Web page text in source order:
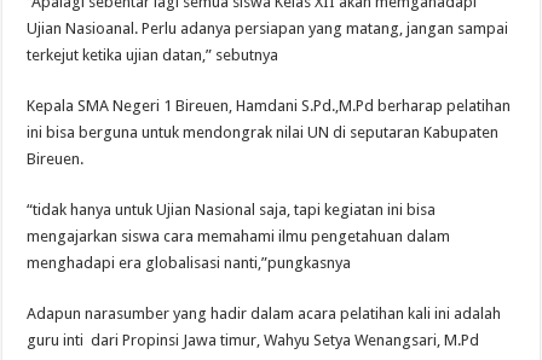
Ujian Nasioanal. Perlu adanya persiapan yang matang, jangan sampai
terkejut ketika ujian datan,” sebutnya
Kepala SMA Negeri 1 Bireuen, Hamdani S.Pd.,M.Pd berharap pelatihan
ini bisa berguna untuk mendongrak nilai UN di seputaran Kabupaten
Bireuen.
“tidak hanya untuk Ujian Nasional saja, tapi kegiatan ini bisa
mengajarkan siswa cara memahami ilmu pengetahuan dalam
menghadapi era globalisasi nanti,”pungkasnya
Adapun narasumber yang hadir dalam acara pelatihan kali ini adalah
guru inti dari Propinsi Jawa timur, Wahyu Setya Wenangsari, M.Pd